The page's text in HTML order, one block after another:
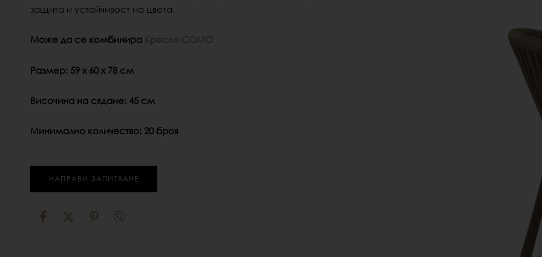
защита и устойчивост на цвета.
Може да се комбинира Кресло COMO
Размер: 59 х 60 х 78 см
Височина на сядане: 45 см
Минимално количество; 20 броя
НАПРАВИ ЗАПИТВАНЕ